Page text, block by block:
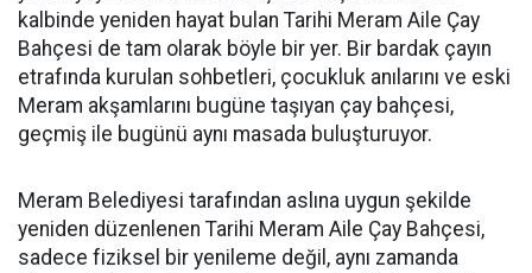
kalbinde yeniden hayat bulan Tarihi Meram Aile Çay
Bahçesi de tam olarak böyle bir yer. Bir bardak çayın
etrafında kurulan sohbetleri, çocukluk anılarını ve eski
Meram akşamlarını bugüne taşıyan çay bahçesi,
geçmiş ile bugünü aynı masada buluşturuyor.
Meram Belediyesi tarafından aslına uygun şekilde
yeniden düzenlenen Tarihi Meram Aile Çay Bahçesi,
sadece fiziksel bir yenileme değil, aynı zamanda